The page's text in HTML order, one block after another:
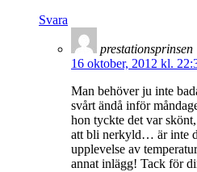
Svara
prestationsprinsen
16 oktober, 2012 kl.
Man behöver ju inte
svårt ändå inför
hon tyckte det var
att bli nerkyld… är inte
upplevelse av
annat inlägg! Tack för